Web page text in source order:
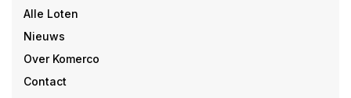
Alle Loten
Nieuws
Over Komerco
Contact